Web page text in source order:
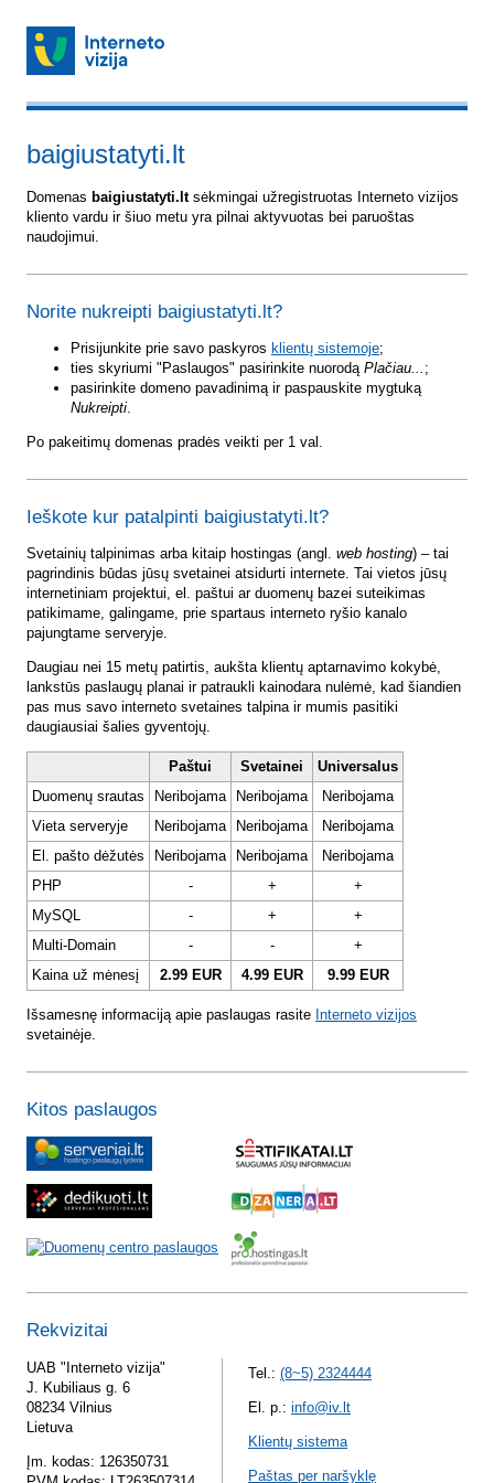
baigiustatyti.lt
Domenas baigiustatyti.ltsėkmingai užregistruotas Interneto vizijos
kliento vardu ir šiuo metu yra pilnai aktyvuotas bei paruoštas
naudojimui.
Norite nukreipti baigiustatyti.lt?
Prisijunkite prie savo paskyros klientų sistemoje;
ties skyriumi "Paslaugos" pasirinkite nuorodą Plačiau... ;
pasirinkite domeno pavadinimą ir paspauskite mygtuką
Nukreipti.
Po pakeitimų domenas pradės veikti per 1 val.
Ieškote kur patalpinti baigiustatyti.lt?
Svetainių talpinimas arba kitaip hostingas (angl. web hosting) – tai
pagrindinis būdas jūsų svetainei atsidurti internete. Tai vietos jūsų
internetiniam projektui, el. paštui ar duomenų bazei suteikimas
patikimame, galingame, prie spartaus interneto ryšio kanalo
pajungtame serveryje.
Daugiau nei 15 metų patirtis, aukšta klientų aptarnavimo kokybė,
lankstūs paslaugų planai ir patraukli kainodara nulėmė, kad šiandien
pas mus savo interneto svetaines talpina ir mumis pasitiki
daugiausiai šalies gyventojų.
Paštui Svetainei
Universalus
Duomenų srautas
Neribojama Neribojama
Neribojama
Vieta serveryje
Neribojama Neribojama
Neribojama
El. pašto dėžutės
Neribojama Neribojama
Neribojama
PHP
- +
+
MySQL
- +
+
Multi-Domain
- -
+
Kaina už mėnesį
2.99 EUR 4.99 EUR 9.99 EUR
Išsamesnę informaciją apie paslaugas rasite Interneto vizijos
svetainėje.
Kitos paslaugos
Rekvizitai
UAB "Interneto vizija"
J. Kubiliaus g. 6
08234 Vilnius
Lietuva
Įm. kodas: 126350731
Tel.: (8~5) 2324444
El. p.: info@iv.lt
Klientų sistema
Paštas per naršyklę